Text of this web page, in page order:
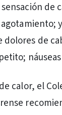
de
dolores de
calor, el